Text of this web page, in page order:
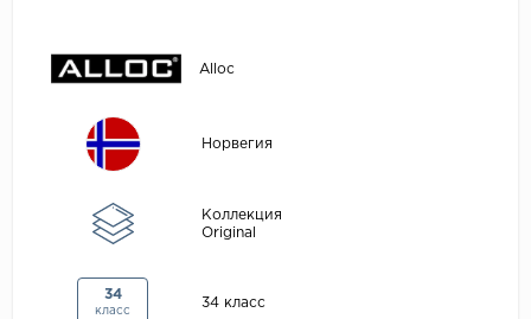
Alloc
Норвегия
Коллекция
Original
34
класс
34 класс